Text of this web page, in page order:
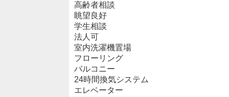
高齢者相談
眺望良好
学生相談
法人可
室内洗濯機置場
フローリング
バルコニー
24時間換気システム
エレベーター